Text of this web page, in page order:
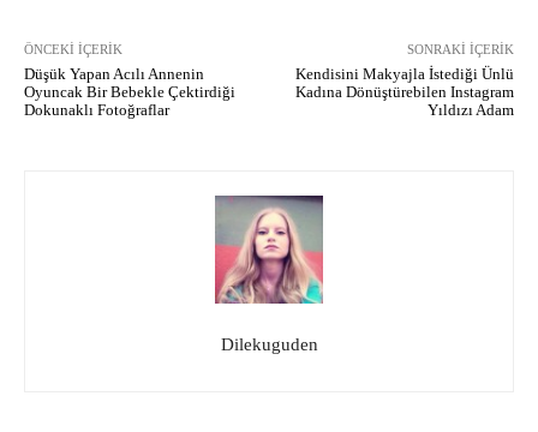
ÖNCEKI İÇERIK
Düşük Yapan Acılı Annenin
Oyuncak Bir Bebekle Çektirdiği
Dokunaklı Fotoğraflar
SONRAKI İÇERIK
Kendisini Makyajla İstediği Ünlü
Kadına Dönüştürebilen Instagram
Yıldızı Adam
Dilekuguden